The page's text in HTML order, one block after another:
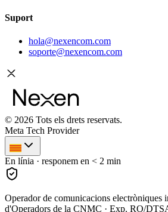
Suport
hola@nexencom.com
soporte@nexencom.com
© 2026 Tots els drets reservats.
Meta Tech Provider
En línia · responem en < 2 min
Operador de comunicacions electròniques
d'Operadors de la CNMC · Exp. RO/